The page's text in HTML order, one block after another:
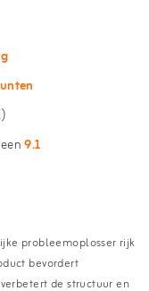
9.1
probleemoplosser rijk
bevordert
de structuur en